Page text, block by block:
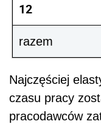
12
razem
Najczęściej
czasu pracy
pracodawców